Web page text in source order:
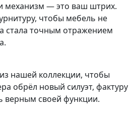
механизм — это ваш штрих.
чтобы мебель не
стала точным отражением
нашей коллекции, чтобы
обрёл новый силуэт, фактуру
верным своей функции.